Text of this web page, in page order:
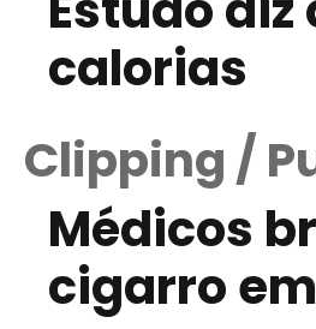
calorias
Clipping /
Médicos
cigarro